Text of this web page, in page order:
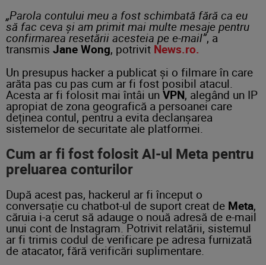
„Parola contului meu a fost schimbată fără ca eu
să fac ceva şi am primit mai multe mesaje pentru
confirmarea resetării acesteia pe e-mail”, a
transmis Jane Wong, potrivit News.ro.
Un presupus hacker a publicat și o filmare în care
arăta pas cu pas cum ar fi fost posibil atacul.
Acesta ar fi folosit mai întâi un VPN, alegând un IP
apropiat de zona geografică a persoanei care
deținea contul, pentru a evita declanșarea
sistemelor de securitate ale platformei.
Cum ar fi fost folosit AI-ul Meta pentru
preluarea conturilor
După acest pas, hackerul ar fi început o
conversație cu chatbot-ul de suport creat de Meta,
căruia i-a cerut să adauge o nouă adresă de e-mail
unui cont de Instagram. Potrivit relatării, sistemul
ar fi trimis codul de verificare pe adresa furnizată
de atacator, fără verificări suplimentare.